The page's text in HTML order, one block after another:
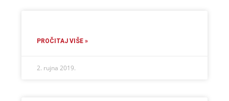
PROČITAJ VIŠE »
2. rujna 2019.